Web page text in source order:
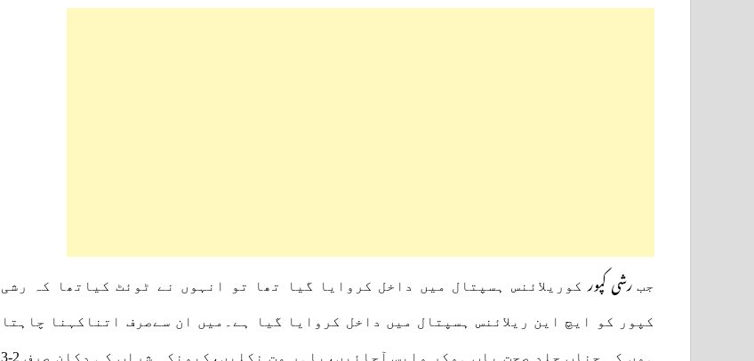
جب رشی کپور کوریلائنس ہسپتال میں داخل کروایا گیا تھا تو انہوں نے ٹوئٹ کیاتھا کہ رشی
کپور کو ایچ این ریلائنس ہسپتال میں داخل کروایا گیا ہے۔میں ان سےصرف اتناکہنا چاہتا
ہوں کہ جناب جلد صحت یاب ہوکر واپس آجائیں،باہر مت نکلیں،کیونکہ شراب کی دکان صرف 2-3